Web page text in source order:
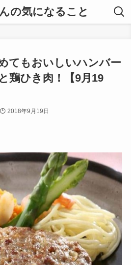
の気になること
てもおいしいハンバー
鶏ひき肉！【9月19
2018年9月19日